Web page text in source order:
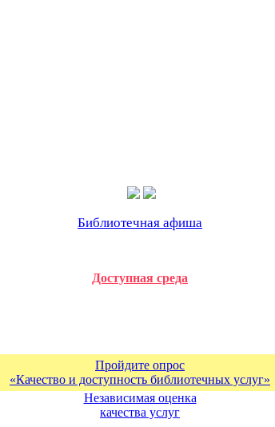
Библиотечная афиша
Доступная среда
Пройдите опрос
«Качество и доступность библиотечных услуг»
Независимая оценка
качества услуг